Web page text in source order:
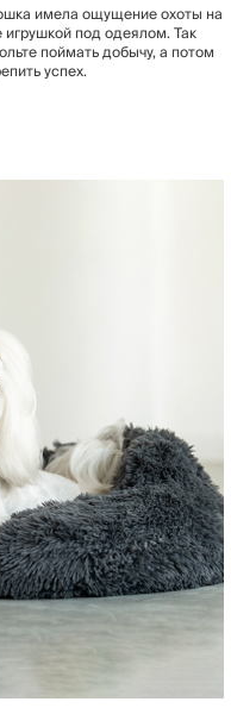
имела ощущение охоты на
под одеялом. Так
поймать добычу, а потом
успех.